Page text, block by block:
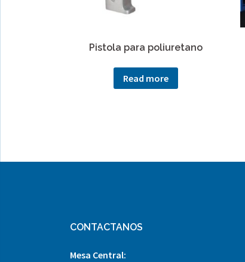
Pistola para poliuretano
Read more
CONTACTANOS
Mesa Central: